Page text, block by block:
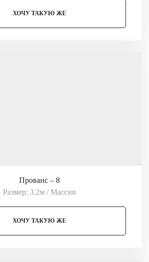
ХОЧУ ТАКУЮ ЖЕ
Прованс – 8
Размер: 3.2м / Массив
ХОЧУ ТАКУЮ ЖЕ